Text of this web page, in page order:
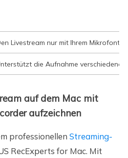
Livestream nur mit Ihrem
die Aufnahme verschiedener
auf dem Mac mit
aufzeichnen
professionellen Streaming-
RecExperts for Mac. Mit